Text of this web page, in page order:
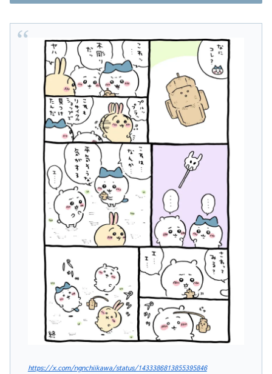
https://x.com/ngnchiikawa/status/1433386813855395846